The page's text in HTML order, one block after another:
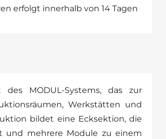
erfolgt innerhalb von 14 Tagen
MODUL-Systems, das zur
Werkstätten und
bildet eine Ecksektion, die
und mehrere Module zu einem